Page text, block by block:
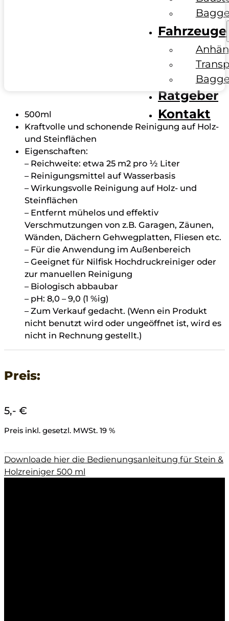
Fahrzeuge
Ratgeber
Kontakt
500ml
Kraftvolle und schonende Reinigung auf Holz-
und Steinflächen
Eigenschaften:
– Reichweite: etwa 25 m2 pro ½ Liter
– Reinigungsmittel auf Wasserbasis
– Wirkungsvolle Reinigung auf Holz- und
Steinflächen
– Entfernt mühelos und effektiv
Verschmutzungen von z.B. Garagen, Zäunen,
Wänden, Dächern Gehwegplatten, Fliesen etc.
– Für die Anwendung im Außenbereich
– Geeignet für Nilfisk Hochdruckreiniger oder
zur manuellen Reinigung
– Biologisch abbaubar
– pH: 8,0 – 9,0 (1 %ig)
– Zum Verkauf gedacht. (Wenn ein Produkt
nicht benutzt wird oder ungeöffnet ist, wird es
nicht in Rechnung gestellt.)
Preis:
5,- €
Preis inkl. gesetzl. MWSt. 19 %
Downloade hier die Bedienungsanleitung für Stein &
Holzreiniger 500 ml